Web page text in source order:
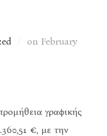
on Posted
February
γραφικής
€, με την